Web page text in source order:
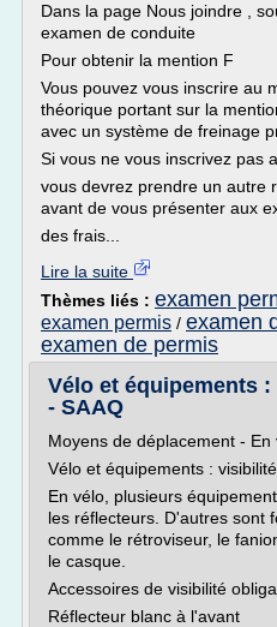
Dans la page Nous joindre ,
examen de conduite
Pour obtenir la mention F
Vous pouvez vous inscrire au
théorique portant sur la
avec un système de freinage
Si vous ne vous inscrivez pas
vous devrez prendre un autre
avant de vous présenter aux
des frais...
Lire la suite
Thèmes liés : examen
examen permis / examen
examen de permis
Vélo et équipements
- SAAQ
Moyens de déplacement - En
Vélo et équipements :
En vélo, plusieurs
les réflecteurs. D'autres sont
comme le rétroviseur, le
le casque.
Accessoires de visibilité
Réflecteur blanc à l'avant